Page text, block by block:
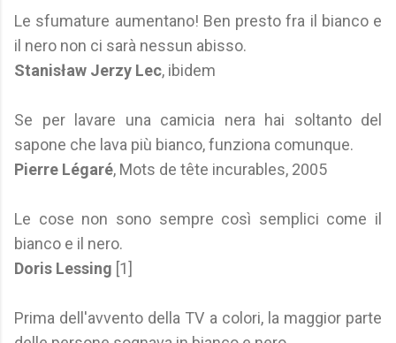
Le sfumature aumentano! Ben presto fra il bianco e
il nero non ci sarà nessun abisso.
Stanisław Jerzy Lec, ibidem
Se per lavare una camicia nera hai soltanto del
sapone che lava più bianco, funziona comunque.
Pierre Légaré, Mots de tête incurables, 2005
Le cose non sono sempre così semplici come il
bianco e il nero.
Doris Lessing [1]
Prima dell'avvento della TV a colori, la maggior parte